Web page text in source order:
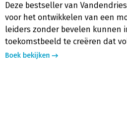
Deze bestseller van
voor het ontwikkelen van een
leiders zonder bevelen kunnen
toekomstbeeld te creëren dat
Boek bekijken